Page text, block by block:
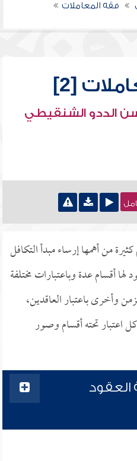
فقه المعاملات
[2]
الددو الشنقيطي
من أهمها إرساء مبدأ التكافل
أقسام عدة وباعتبارات مختلفة
وأخرى باعتبار العاقدين،
اعتبار تحته أقسام وصور